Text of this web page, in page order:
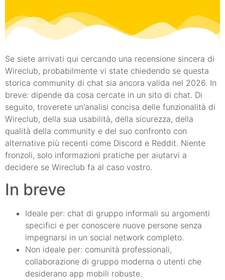
Se siete arrivati qui cercando una recensione sincera di
Wireclub, probabilmente vi state chiedendo se questa
storica community di chat sia ancora valida nel 2026. In
breve: dipende da cosa cercate in un sito di chat. Di
seguito, troverete un'analisi concisa delle funzionalità di
Wireclub, della sua usabilità, della sicurezza, della
qualità della community e del suo confronto con
alternative più recenti come Discord e Reddit. Niente
fronzoli, solo informazioni pratiche per aiutarvi a
decidere se Wireclub fa al caso vostro.
In breve
Ideale per: chat di gruppo informali su argomenti
specifici e per conoscere nuove persone senza
impegnarsi in un social network completo.
Non ideale per: comunità professionali,
collaborazione di gruppo moderna o utenti che
desiderano app mobili robuste.